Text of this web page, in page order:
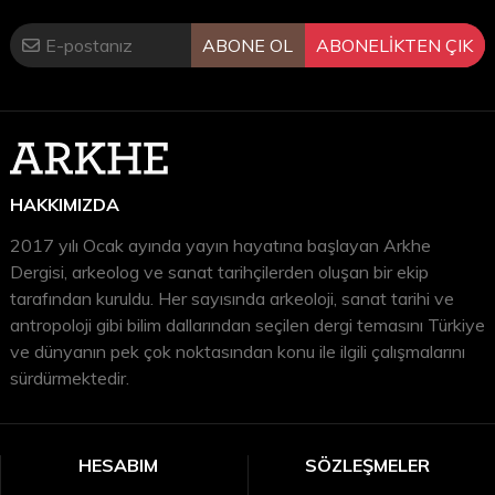
·Ali Mıynat / Türk-İslâm Hâkimiyeti Yıllarında
·Meydan Palalı/ Sillyon Antik Kenti Türk-İslam
II. BÖLÜM ESKİÇAĞ TARİHİ ÇALIŞMALARI
Nuray Gökalp Özdil / Yazıtları Işığında Sillyon’un
Romalılaşması Üzerine Bazı Düşünceler
Yüzey Araştırmaları Sikke Buluntuları
ABONE OL ABONELİKTEN ÇIK
HAKKIMIZDA
2017 yılı Ocak ayında yayın hayatına başlayan Arkhe
Dergisi, arkeolog ve sanat tarihçilerden oluşan bir ekip
tarafından kuruldu. Her sayısında arkeoloji, sanat tarihi ve
antropoloji gibi bilim dallarından seçilen dergi temasını Türkiye
ve dünyanın pek çok noktasından konu ile ilgili çalışmalarını
sürdürmektedir.
HESABIM SÖZLEŞMELER